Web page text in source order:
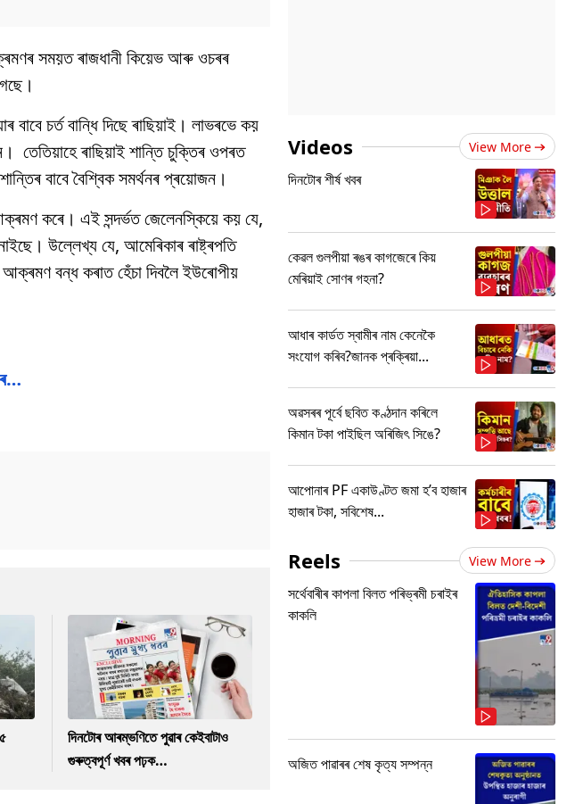
সময়ত ৰাজধানী কিয়েভ আৰু ওচৰৰ
চৰ্ত বান্ধি দিছে ৰাছিয়াই। লাভৰভে কয়
তেতিয়াহে ৰাছিয়াই শান্তি চুক্তিৰ ওপৰত
বাবে বৈশ্বিক সমৰ্থনৰ প্ৰয়োজন।
কৰে। এই সন্দৰ্ভত জেলেনস্কিয়ে কয় যে,
উল্লেখ্য যে, আমেৰিকাৰ ৰাষ্ট্ৰপতি
আক্ৰমণ বন্ধ কৰাত হেঁচা দিবলৈ ইউৰোপীয়
দিনটোৰ আৰম্ভণিতে পুৱাৰ কেইবাটাও
গুৰুত্বপূৰ্ণ খবৰ পঢ়ক…
Videos View More
দিনটোৰ শীৰ্ষ খবৰ
কেৱল গুলপীয়া ৰঙৰ কাগজেৰে কিয়
মেৰিয়াই সোণৰ গহনা?
আধাৰ কাৰ্ডত স্বামীৰ নাম কেনেকৈ
সংযোগ কৰিব?জানক প্ৰক্ৰিয়া...
অৱসৰৰ পূৰ্বে ছবিত কণ্ঠদান কৰিলে
কিমান টকা পাইছিল অৰিজিৎ সিঙে?
আপোনাৰ PF একাউণ্টত জমা হ’ব হাজাৰ
হাজাৰ টকা, সবিশেষ...
Reels View More
সৰ্থেবাৰীৰ কাপলা বিলত পৰিভ্ৰমী চৰাইৰ
কাকলি
অজিত পাৱাৰৰ শেষ কৃত্য সম্পন্ন